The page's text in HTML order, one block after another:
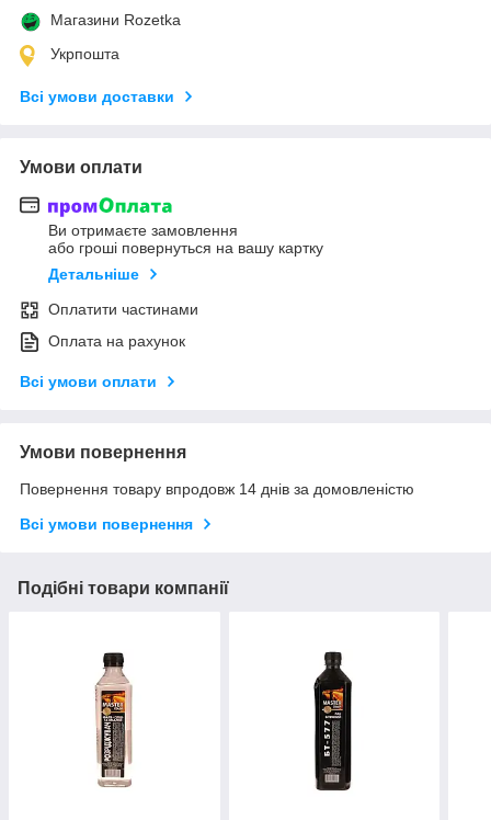
Магазини Rozetka
Укрпошта
Всі умови доставки
Умови оплати
Ви отримаєте замовлення
або гроші повернуться на вашу картку
Детальніше
Оплатити частинами
Оплата на рахунок
Всі умови оплати
Умови повернення
Повернення товару впродовж 14 днів за домовленістю
Всі умови повернення
Подібні товари компанії